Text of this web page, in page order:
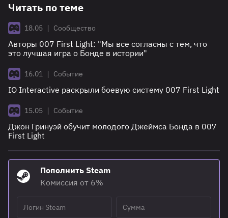
Читать по теме
18.05 | Сообщество
Авторы 007 First Light: "Мы все согласны с тем, что
это лучшая игра о Бонде в истории"
16.01 | Событие
IO Interactive раскрыли боевую систему 007 First Light
15.05 | Событие
Джон Гринуэй обучит молодого Джеймса Бонда в 007
First Light
Пополнить Steam
Комиссия от 6%